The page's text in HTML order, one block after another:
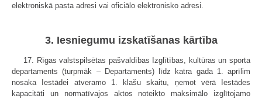
elektroniskā pasta adresi vai oficiālo elektronisko adresi.
3. Iesniegumu izskatīšanas kārtība
17. Rīgas valstspilsētas pašvaldības Izglītības, kultūras un sporta
departaments (turpmāk – Departaments) līdz katra gada 1. aprīlim
nosaka Iestādei atveramo 1. klašu skaitu, ņemot vērā Iestādes
kapacitāti un normatīvajos aktos noteikto maksimālo izglītojamo